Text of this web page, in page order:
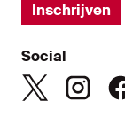
Inschrijven
Social